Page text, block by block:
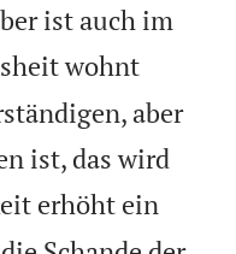
ist auch im
wohnt
aber
ist, das wird
erhöht ein